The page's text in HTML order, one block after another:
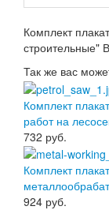
Комплект
строительные"
Так же вас
Комплект
работ на
732 руб.
Комплект
924 руб.